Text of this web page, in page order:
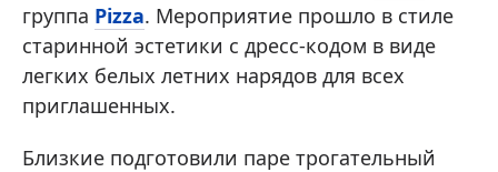
группа Pizza. Мероприятие прошло в стиле
старинной эстетики с дресс-кодом в виде
легких белых летних нарядов для всех
приглашенных.
Близкие подготовили паре трогательный